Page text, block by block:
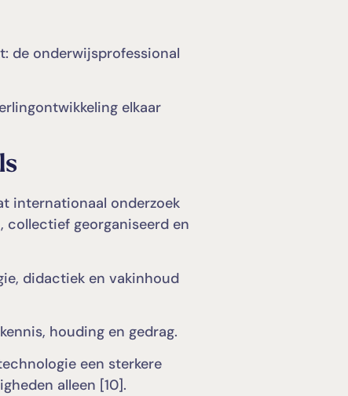
de onderwijsprofessional
elkaar
internationaal onderzoek
georganiseerd en
didactiek en vakinhoud
houding en gedrag.
een sterkere
alleen [10].